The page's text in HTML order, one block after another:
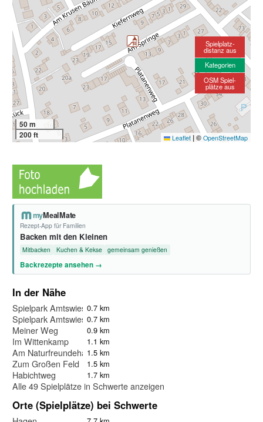
50 m
200 ft
Leaflet |© OpenStreetMap
Spielplatz-
distanz aus
Kategorien
OSM Spiel-
plätze aus
myMealMate
Rezept-App für Familien
Backen mit den Kleinen
Mitbacken Kuchen & Kekse gemeinsam genießen
Backrezepte ansehen →
In der Nähe
Spielpark Amtswiese Westhofen
0.7 km
Spielpark Amtswiese Westhofen e.V, Niederer Mühlenweg 1a
0.7 km
Meiner Weg 0.9 km
Im Wittenkamp 1.1 km
Am Naturfreundehaus1.5 km
Zum Großen Feld 1.5 km
Habichtweg 1.7 km
Alle 49 Spielplätze in Schwerte anzeigen
Orte (Spielplätze) bei Schwerte